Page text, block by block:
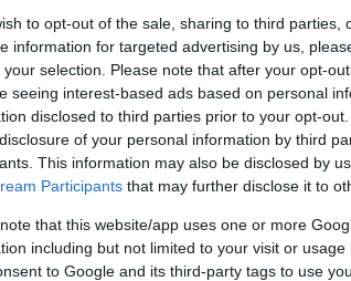
to opt-out of the sale, sharing to third parties,
information for targeted advertising by us,
your selection. Please note that after your opt-
seeing interest-based ads based on personal
disclosed to third parties prior to your opt-
of your personal information by third
This information may also be disclosed by
Participants that may further disclose it to
that this website/app uses one or more
including but not limited to your visit or
to Google and its third-party tags to use